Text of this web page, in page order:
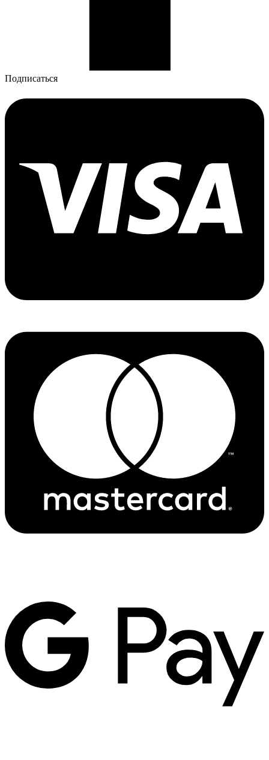
Подписаться